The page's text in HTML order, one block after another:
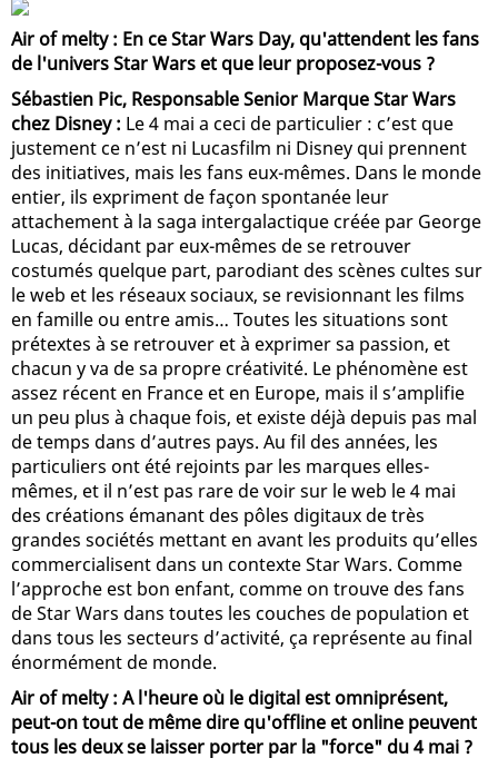
Air of melty : En ce Star Wars Day, qu'attendent les fans
de l'univers Star Wars et que leur proposez-vous ?
Sébastien Pic, Responsable Senior Marque Star Wars
chez Disney : Le 4 mai a ceci de particulier : c’est que
justement ce n’est ni Lucasfilm ni Disney qui prennent
des initiatives, mais les fans eux-mêmes. Dans le monde
entier, ils expriment de façon spontanée leur
attachement à la saga intergalactique créée par George
Lucas, décidant par eux-mêmes de se retrouver
costumés quelque part, parodiant des scènes cultes sur
le web et les réseaux sociaux, se revisionnant les films
en famille ou entre amis… Toutes les situations sont
prétextes à se retrouver et à exprimer sa passion, et
chacun y va de sa propre créativité. Le phénomène est
assez récent en France et en Europe, mais il s’amplifie
un peu plus à chaque fois, et existe déjà depuis pas mal
de temps dans d’autres pays. Au fil des années, les
particuliers ont été rejoints par les marques elles-
mêmes, et il n’est pas rare de voir sur le web le 4 mai
des créations émanant des pôles digitaux de très
grandes sociétés mettant en avant les produits qu’elles
commercialisent dans un contexte Star Wars. Comme
l’approche est bon enfant, comme on trouve des fans
de Star Wars dans toutes les couches de population et
dans tous les secteurs d’activité, ça représente au final
énormément de monde.
Air of melty : A l'heure où le digital est omniprésent,
peut-on tout de même dire qu'offline et online peuvent
tous les deux se laisser porter par la "force" du 4 mai ?